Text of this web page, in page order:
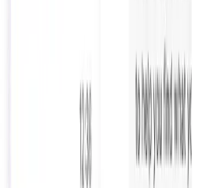
複雑な問題（請求紛争、カスタ
な問い合わせ）は、完全な会話
ジェントに直接ルーティングさ
を提案し、感情をリアルタイムで
ハイブリッドモデルは、人間の
80%削減しながら、95%以上の
エージェントが必要だったスト
ことで1〜2人で済むようになり